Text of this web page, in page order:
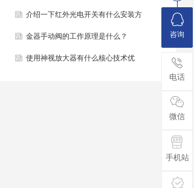
毁？
介绍一下红外光电开关有什么安装方
法？
金器手动阀的工作原理是什么？
使用神视放大器有什么核心技术优
咨询
电话
微信
手机站